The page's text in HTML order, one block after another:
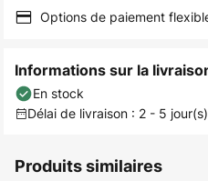
Options de paiement
Informations sur la
En stock
Délai de livraison : 2 - 5
Produits similaires